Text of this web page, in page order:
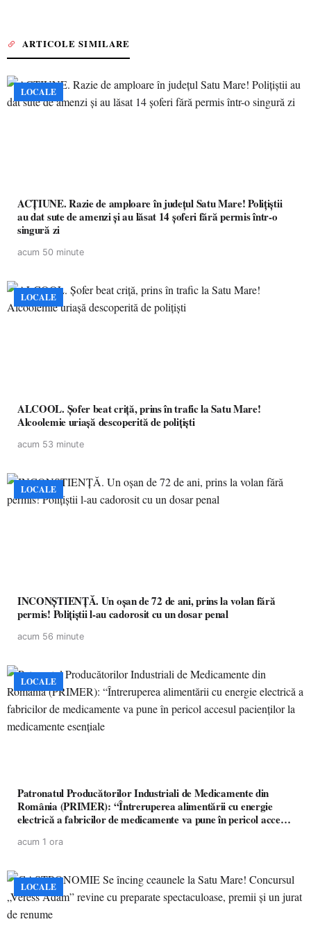
ARTICOLE SIMILARE
LOCALE
ACȚIUNE. Razie de amploare în județul Satu Mare! Polițiștii
au dat sute de amenzi și au lăsat 14 șoferi fără permis într-o
singură zi
acum 50 minute
LOCALE
ALCOOL. Șofer beat criță, prins în trafic la Satu Mare!
Alcoolemie uriașă descoperită de polițiști
acum 53 minute
LOCALE
INCONȘTIENȚĂ. Un oșan de 72 de ani, prins la volan fără
permis! Polițiștii l-au cadorosit cu un dosar penal
acum 56 minute
LOCALE
Patronatul Producătorilor Industriali de Medicamente din
România (PRIMER): “Întreruperea alimentării cu energie
electrică a fabricilor de medicamente va pune în pericol accesul
acum 1 ora
LOCALE